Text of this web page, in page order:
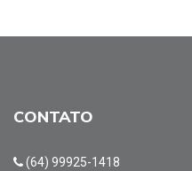
CONTATO
(64) 99925-1418